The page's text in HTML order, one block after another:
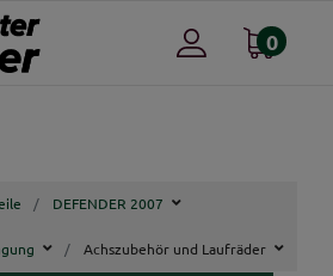
0
DEFENDER 2007
Achszubehör und Laufräder